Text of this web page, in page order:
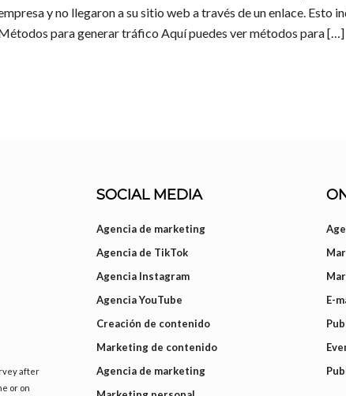
y no llegaron a su sitio web a través de un enlace. Esto
para generar tráfico Aquí puedes ver métodos para […]
after
or on
SOCIAL MEDIA
Agencia de marketing
Agencia de TikTok
Agencia Instagram
Agencia YouTube
Creación de contenido
Marketing de contenido
Agencia de marketing
E-